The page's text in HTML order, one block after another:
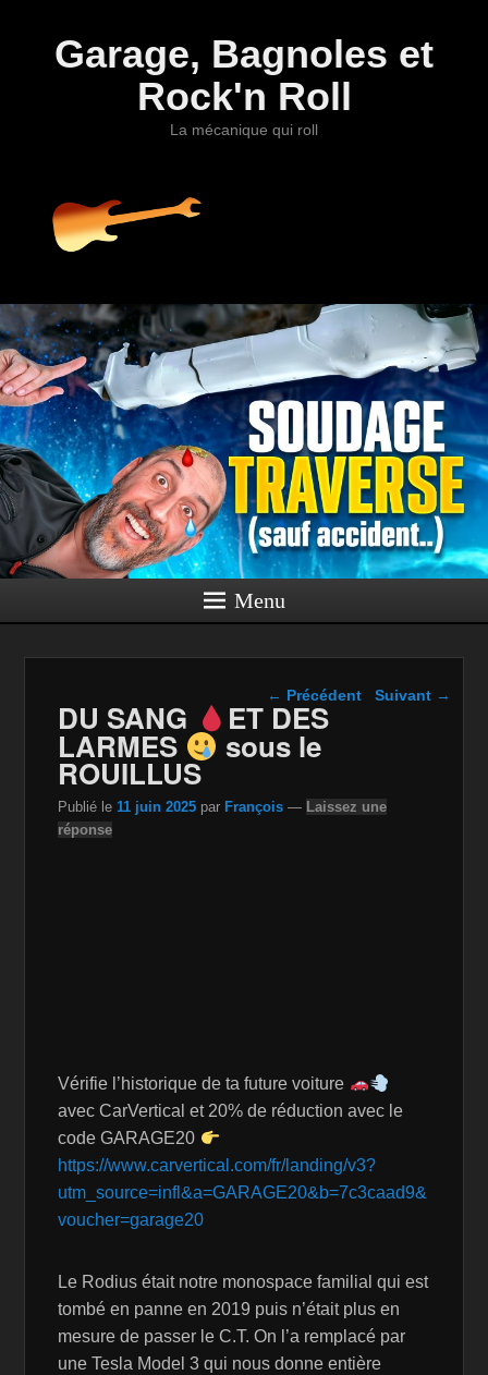
Garage, Bagnoles et
Rock'n Roll
La mécanique qui roll
Menu
Navigation dans les
← Précédent Suivant →
DU SANG ET DES
LARMES sous le
ROUILLUS
Publié le 11 juin 2025 par François — Laissez une
réponse
Vérifie l’historique de ta future voiture
avec CarVertical et 20% de réduction avec le
code GARAGE20
https://www.carvertical.com/fr/landing/v3?
utm_source=infl&a=GARAGE20&b=7c3caad9&
voucher=garage20
Le Rodius était notre monospace familial qui est
tombé en panne en 2019 puis n’était plus en
mesure de passer le C.T. On l’a remplacé par
une Tesla Model 3 qui nous donne entière